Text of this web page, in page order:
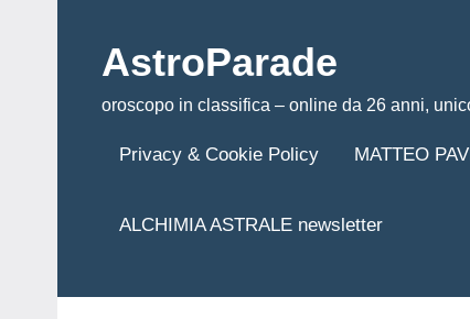
contenutoAstroParade
oroscopo in classifica – online da 26 anni,
Privacy & Cookie Policy MATTEO
ALCHIMIA ASTRALE newsletter